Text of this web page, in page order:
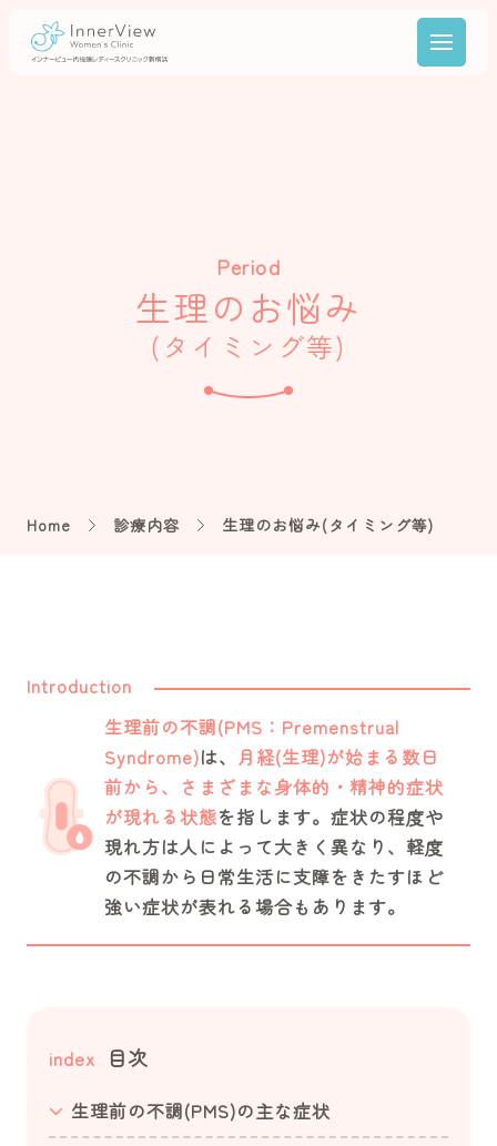
Period
生理のお悩み
(タイミング等)
Home 診療内容 生理のお悩み(タイミング等)
Introduction
生理前の不調(PMS：Premenstrual
Syndrome)は、 月経(生理)が始まる数日
前から、さまざまな身体的・精神的症状
が現れる状態を指します。症状の程度や
現れ方は人によって大きく異なり、軽度
の不調から日常生活に支障をきたすほど
強い症状が表れる場合もあります。
index 目次
生理前の不調(PMS)の主な症状